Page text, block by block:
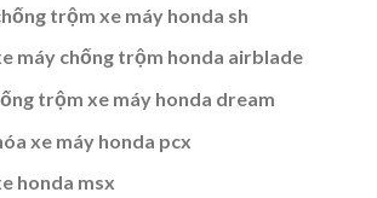
trộm xe máy honda sh
máy chống trộm honda airblade
trộm xe máy honda dream
xe máy honda pcx
honda msx